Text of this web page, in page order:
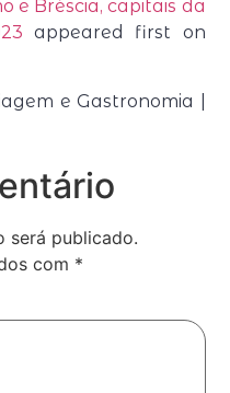
e Bréscia, capitais da
appeared first on
e Gastronomia |
será publicado.
com *